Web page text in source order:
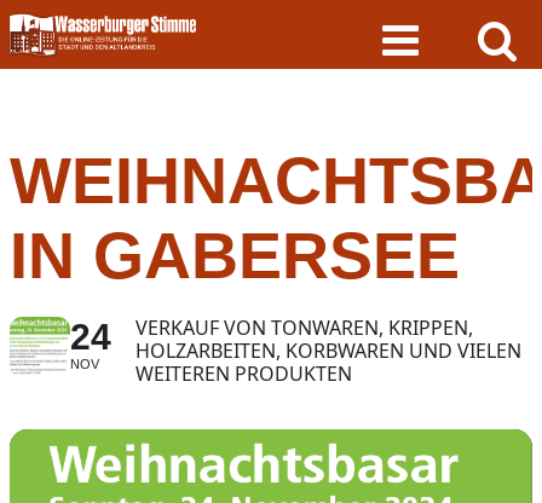
Skip
to
content
IN GABERSEE
24
NOV
VERKAUF VON TONWAREN, KRIPPEN,
HOLZARBEITEN, KORBWAREN UND VIELEN
WEITEREN PRODUKTEN